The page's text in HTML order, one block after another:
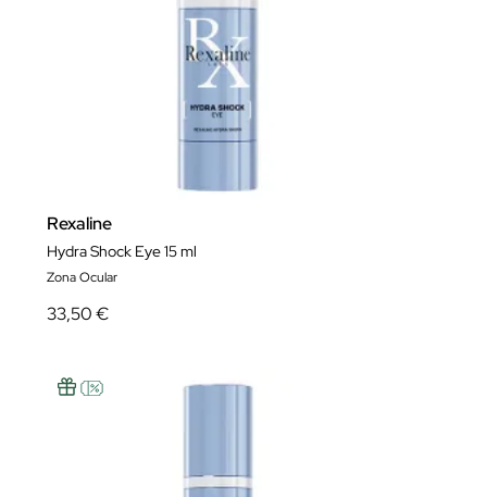
Rexaline
Hydra Shock Eye 15 ml
Zona Ocular
33,50 €